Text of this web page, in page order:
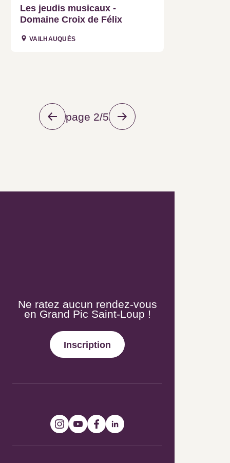
Les jeudis musicaux - Domaine
Croix de Félix
VAILHAUQUÈS
page 2/5
Ne ratez aucun rendez-vous en
Grand Pic Saint-Loup !
Inscription